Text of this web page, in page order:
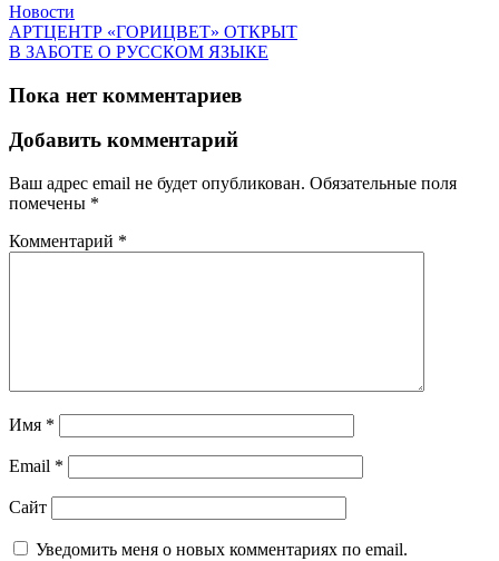
Новости
АРТЦЕНТР «ГОРИЦВЕТ» ОТКРЫТ
В ЗАБОТЕ О РУССКОМ ЯЗЫКЕ
Пока нет комментариев
Добавить комментарий
Ваш адрес email не будет опубликован. Обязательные поля
помечены *
Комментарий *
Имя *
Email *
Сайт
Уведомить меня о новых комментариях по email.